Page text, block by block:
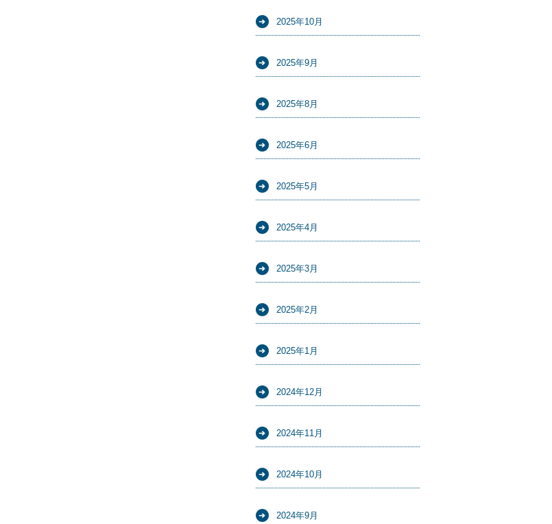
2025年10月
2025年9月
2025年8月
2025年6月
2025年5月
2025年4月
2025年3月
2025年2月
2025年1月
2024年12月
2024年11月
2024年10月
2024年9月